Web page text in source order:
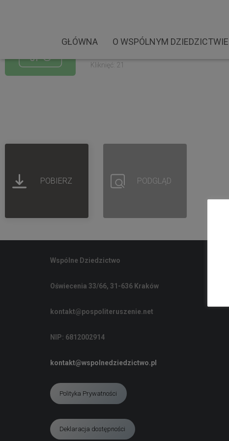
GŁÓWNA O WSPÓLNYM DZIEDZICTWIE
Created: 10-09-2022
Kliknięć: 21
POBIERZ PODGLĄD
Wspólne Dziedzictwo
Oświecenia 33/66, 31-636 Kraków
kontakt@pospoliteruszenie.net
NIP: 6812002914
kontakt@wspolnedziedzictwo.pl
Polityka Prywatności
Deklaracja dostępności